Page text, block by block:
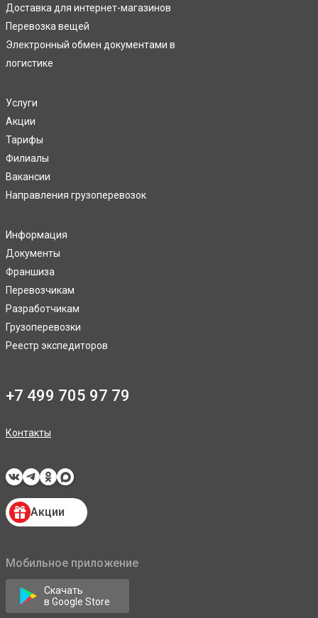
Доставка для интернет-магазинов
Перевозка вещей
Электронный обмен документами в
логистике
Услуги
Акции
Тарифы
Филиалы
Вакансии
Направления грузоперевозок
Информация
Документы
Франшиза
Перевозчикам
Разработчикам
Грузоперевозки
Реестр экспедиторов
+7 499 705 97 79
Контакты
Акции
Мобильное приложение
Скачать
в Google Store